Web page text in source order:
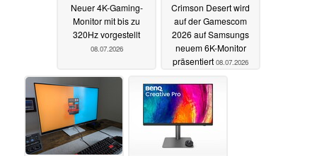
Neuer 4K-Gaming-
Monitor mit bis zu
320Hz vorgestellt
08.07.2026
Crimson Desert wird
auf der Gamescom
2026 auf Samsungs
neuem 6K-Monitor
präsentiert 08.07.2026